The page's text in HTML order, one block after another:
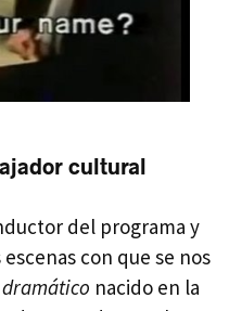
cultural
del programa y
con que se nos
nacido en la